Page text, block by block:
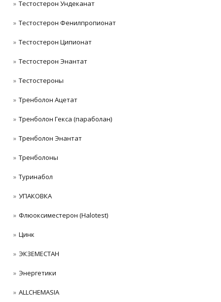
Тестостерон Ундеканат
Тестостерон Фенилпропионат
Тестостерон Ципионат
Тестостерон Энантат
Тестостероны
Тренболон Ацетат
Тренболон Гекса (параболан)
Тренболон Энантат
Тренболоны
Туринабол
УПАКОВКА
Флюоксиместерон (Halotest)
Цинк
ЭКЗЕМЕСТАН
Энергетики
ALLCHEMASIA